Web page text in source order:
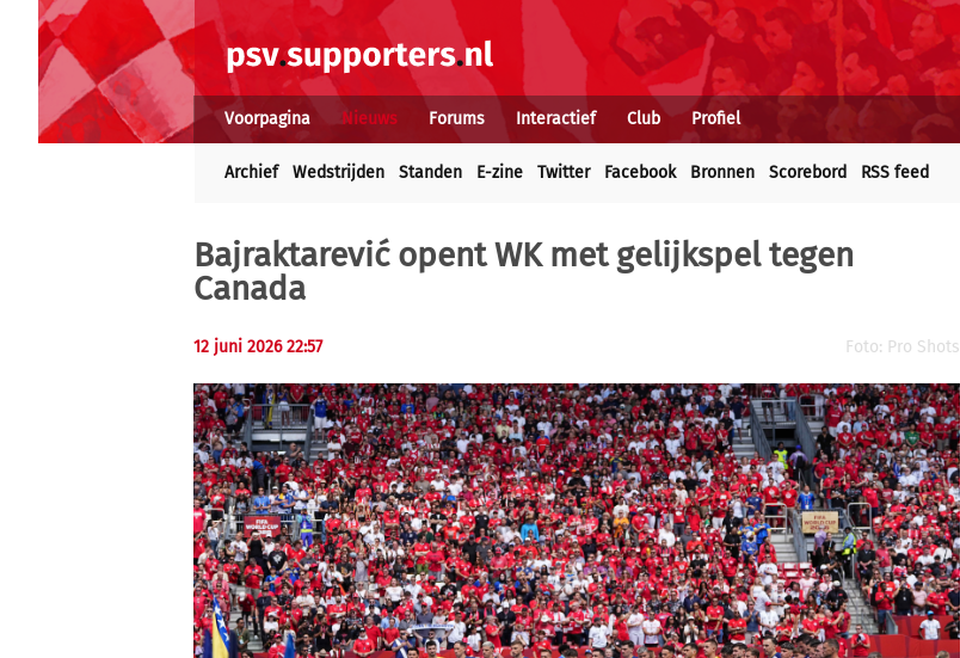
Voorpagina Nieuws Forums Interactief Club Profiel
Archief Wedstrijden Standen E-zine Twitter Facebook Bronnen Scorebord RSS feed
Bajraktarević opent WK met gelijkspel tegen
Canada
12 juni 2026 22:57 Foto: Pro Shots